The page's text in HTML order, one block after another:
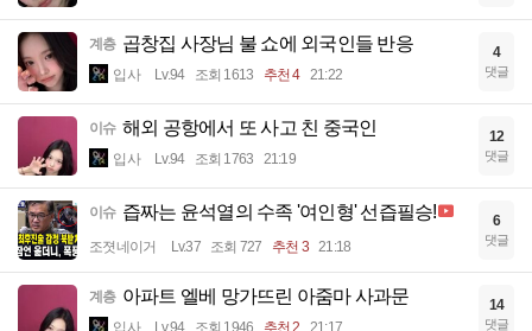
계층 곱창집 사장님 불 쇼에 외국인들 반응
입사 Lv.94 조회 1613 추천 4 21:22
4
댓글
이슈 해외 공항에서 또 사고 친 중국인
입사 Lv.94 조회 1763 21:19
12
댓글
이슈 즙짜는 윤석열의 수족 '여인형' 선즙필승!
조졋네이거 Lv.37 조회 727 추천 3 21:18
6
댓글
계층 아파트 엘베 망가뜨린 아줌마 사과문
입사 Lv.94 조회 1946 추천 2 21:17
14
댓글